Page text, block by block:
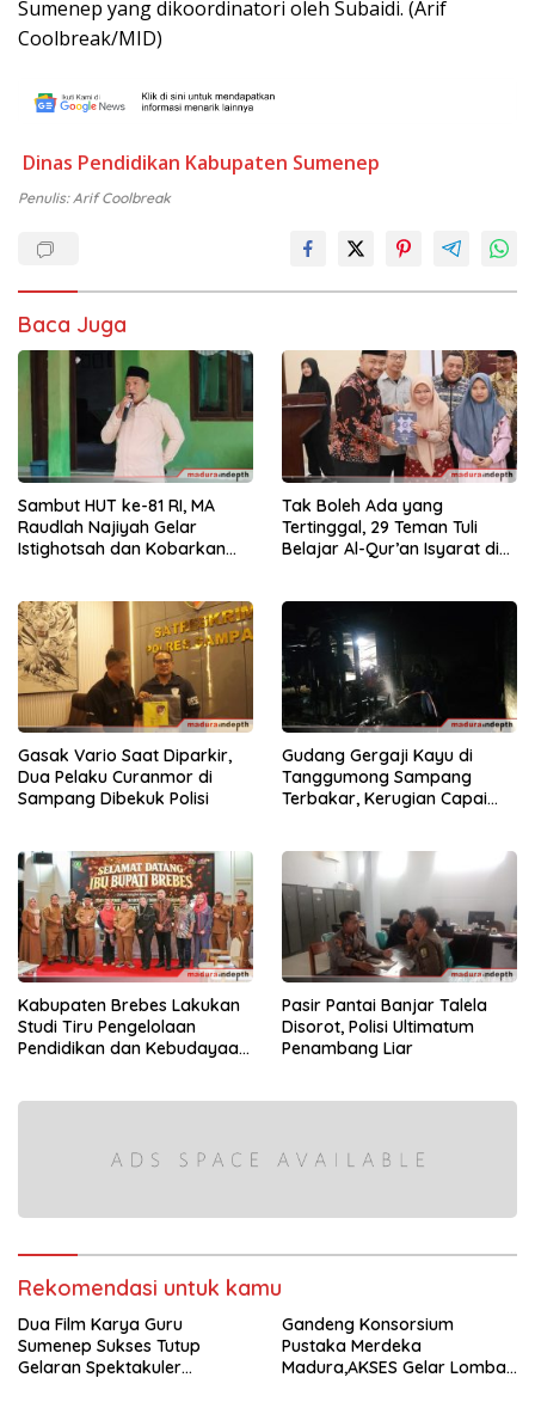
Sumenep yang dikoordinatori oleh Subaidi. (Arif
Coolbreak/MID)
Dinas Pendidikan Kabupaten Sumenep
Penulis: Arif Coolbreak
Baca Juga
Sambut HUT ke-81 RI, MA
Raudlah Najiyah Gelar
Istighotsah dan Kobarkan
Tak Boleh Ada yang
Tertinggal, 29 Teman Tuli
Belajar Al-Qur’an Isyarat di
Gasak Vario Saat Diparkir,
Dua Pelaku Curanmor di
Sampang Dibekuk Polisi
Gudang Gergaji Kayu di
Tanggumong Sampang
Terbakar, Kerugian Capai
Kabupaten Brebes Lakukan
Studi Tiru Pengelolaan
Pendidikan dan Kebudayaan
Pasir Pantai Banjar Talela
Disorot, Polisi Ultimatum
Penambang Liar
Rekomendasi untuk kamu
Dua Film Karya Guru
Sumenep Sukses Tutup
Gelaran Spektakuler
Gandeng Konsorsium
Pustaka Merdeka
Madura,AKSES Gelar Lomba